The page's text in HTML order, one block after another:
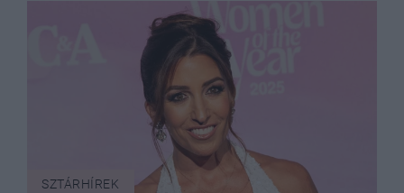
SZTÁRHÍREK